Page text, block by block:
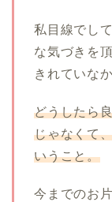
私目線でし
な気づきを
きれていな
どうしたら
じゃなくて
いうこと。
今までのお